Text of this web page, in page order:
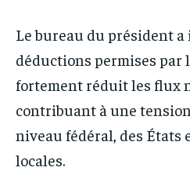
Le bureau du président
déductions permises par
fortement réduit les flux
contribuant à une
niveau fédéral, des États
locales.